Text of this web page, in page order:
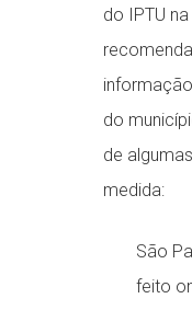
do IPTU
do
de
medida:
São
feito